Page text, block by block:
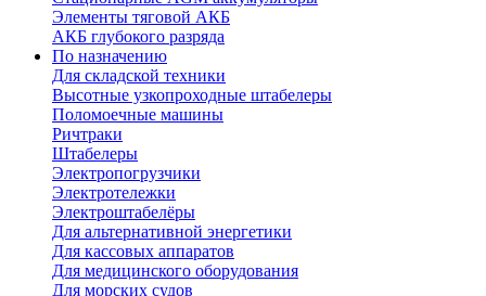
Элементы тяговой АКБ
АКБ глубокого разряда
По назначению
Для складской техники
Высотные узкопроходные штабелеры
Поломоечные машины
Ричтраки
Штабелеры
Электропогрузчики
Электротележки
Электроштабелёры
Для альтернативной энергетики
Для кассовых аппаратов
Для медицинского оборудования
Для морских судов